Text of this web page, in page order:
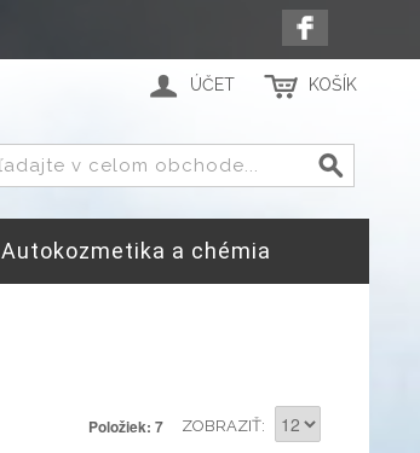
ÚČET KOŠÍK
Autokozmetika a chémia
Položiek: 7 ZOBRAZIŤ